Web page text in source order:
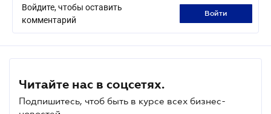
Войдите, чтобы оставить
комментарий
войти
Читайте нас в соцсетях.
Подпишитесь, чтоб быть в курсе всех бизнес-